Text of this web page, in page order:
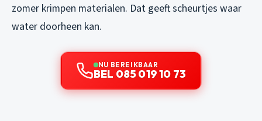
zomer krimpen materialen. Dat geeft scheurtjes waar
water doorheen kan.
NU BEREIKBAAR
BEL 085 019 10 73